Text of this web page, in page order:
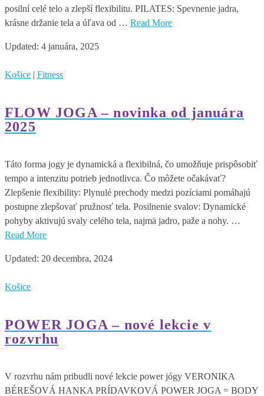
posilní celé telo a zlepší flexibilitu. PILATES: Spevnenie jadra,
krásne držanie tela a úľava od … Read More
Updated: 4 januára, 2025
Košice | Fitness
FLOW JOGA – novinka od januára
2025
Táto forma jogy je dynamická a flexibilná, čo umožňuje prispôsobiť
tempo a intenzitu potrieb jednotlivca. Čo môžete očakávať?
Zlepšenie flexibility: Plynulé prechody medzi pozíciami pomáhajú
postupne zlepšovať pružnosť tela. Posilnenie svalov: Dynamické
pohyby aktivujú svaly celého tela, najmä jadro, paže a nohy. …
Read More
Updated: 20 decembra, 2024
Košice
POWER JOGA – nové lekcie v
rozvrhu
V rozvrhu nám pribudli nové lekcie power jógy VERONIKA
BÉREŠOVÁ HANKA PRÍDAVKOVÁ POWER JOGA = BODY